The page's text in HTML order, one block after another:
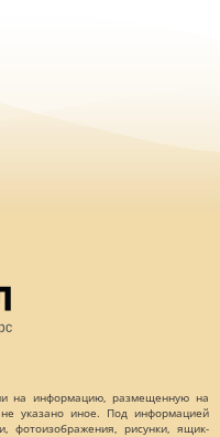
на информацию, размещенную на
указано иное. Под информацией
фотоизображения, рисунки, ящик-